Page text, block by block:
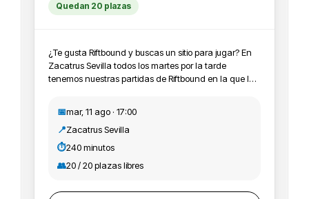
Quedan 20 plazas
¿Te gusta Riftbound y buscas un sitio para jugar? En
Zacatrus Sevilla todos los martes por la tarde
tenemos nuestras partidas de Riftbound en la que los
ellas. Además puedes conseguir material promo y
participar en los Skirmish de la tienda. ¡Pásate a jugar
con nosotros o pregunta todas las dudas sin
📅mar, 11 ago · 17:00
📍Zacatrus Sevilla
⏱️240 minutos
👥20 / 20 plazas libres